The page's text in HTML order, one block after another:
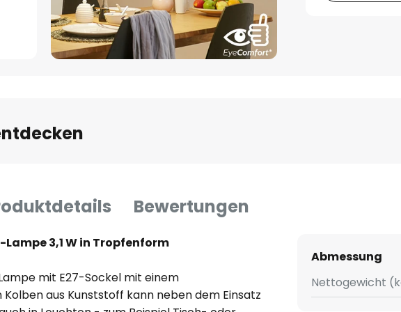
Bewertungen
Lampe 3,1 W in Tropfenform
mit E27-Sockel mit einem
aus Kunststoff kann neben dem Einsatz
Abmessung
Nettogewicht